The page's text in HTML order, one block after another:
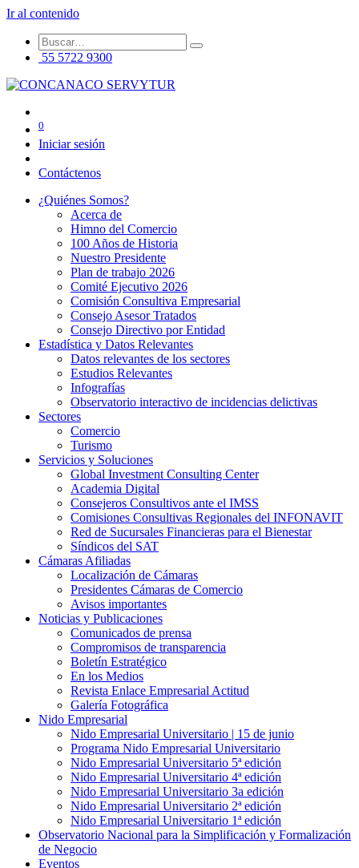
Ir al contenido
55 5722 9300
0
Iniciar sesión
Contáctenos
¿Quiénes Somos?
Acerca de
Himno del Comercio
100 Años de Historia
Nuestro Presidente
Plan de trabajo 2026
Comité Ejecutivo 2026
Comisión Consultiva Empresarial
Consejo Asesor Tratados
Consejo Directivo por Entidad
Estadística y Datos Relevantes
Datos relevantes de los sectores
Estudios Relevantes
Infografías
Observatorio interactivo de incidencias delictivas
Sectores
Comercio
Turismo
Servicios y Soluciones
Global Investment Consulting Center
Academia Digital
Consejeros Consultivos ante el IMSS
Comisiones Consultivas Regionales del INFONAVIT
Red de Sucursales Financieras para el Bienestar
Síndicos del SAT
Cámaras Afiliadas
Localización de Cámaras
Presidentes Cámaras de Comercio
Avisos importantes
Noticias y Publicaciones
Comunicados de prensa
Compromisos de transparencia
Boletín Estratégico
En los Medios
Revista Enlace Empresarial Actitud
Galería Fotográfica
Nido Empresarial
Nido Empresarial Universitario | 15 de junio
Programa Nido Empresarial Universitario
Nido Empresarial Universitario 5ª edición
Nido Empresarial Universitario 4ª edición
Nido Empresarial Universitario 3a edición
Nido Empresarial Universitario 2ª edición
Nido Empresarial Universitario 1ª edición
Observatorio Nacional para la Simplificación y Formalización
de Negocio
Eventos